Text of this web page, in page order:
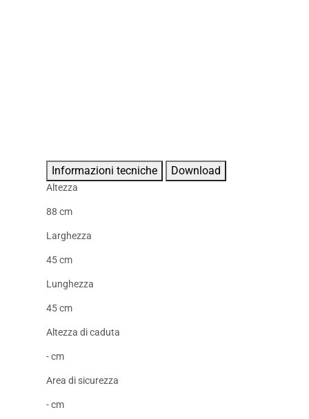
Informazioni tecniche Download
Altezza
88 cm
Larghezza
45 cm
Lunghezza
45 cm
Altezza di caduta
- cm
Area di sicurezza
- cm